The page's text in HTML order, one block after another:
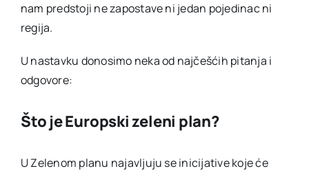
nam predstoji ne zapostave ni jedan pojedinac ni
regija.
U nastavku donosimo neka od najčešćih pitanja i
odgovore:
Što je Europski zeleni plan?
U Zelenom planu najavljuju se inicijative koje će